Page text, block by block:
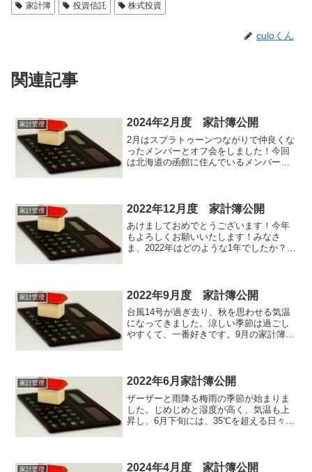
家計簿
投資信託 株式投資
culoくん
関連記事
家計管理 2024年2月度 家計簿公開
2月はスプラトゥーンつながりで仲良くな
ったメンバーとオフ会をしました！今回
は北海道の函館に住んでいるメンバーに
で飲み会して、とにかく楽...
家計管理 2022年12月度 家計簿公開
あけましておめでとうございます！今年
もよろしくお願いいたします！みなさ
ま、2022年はどのような1年でしたか？私
した。まだまだ実力不...
家計管理 2022年9月度 家計簿公開
台風14号が過ぎ去り、秋を思わせる気温
になってきました。涼しい季節は過ごし
やすくて、一番好きです。9月の家計簿を
家計管理 2022年6月家計簿公開
ザーザーと雨降る梅雨の季節が始まりま
した。じめじめと湿度が高く、気温も上
昇し、6月下旬には、35℃を超える日々が
らないよう適宜空調を...
家計管理 2024年4月度 家計簿公開